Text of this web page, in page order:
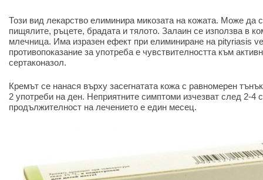
Този вид лекарство елиминира микозата на кожата. Може да
пищялите, ръцете, брадата и тялото. Залаин се използва в
млечница. Има изразен ефект при елиминиране на pityriasis
противопоказание за употреба е чувствителността към
сертаконазол.
Кремът се нанася върху засегнатата кожа с равномерен
2 употреби на ден. Неприятните симптоми изчезват след 2-
продължителност на лечението е един месец.